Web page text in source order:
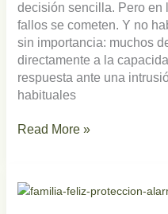
decisión sencilla. Pero en
fallos se cometen. Y no
sin importancia: muchos
directamente a la
respuesta ante una
habituales
Read More »
para